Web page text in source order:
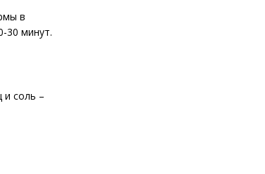
в
30 минут.
и соль –